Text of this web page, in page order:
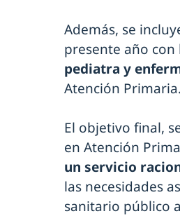
Además, se
presente año con
pediatra y
Atención Primaria.
El objetivo final,
en Atención
un servicio
las necesidades
sanitario público